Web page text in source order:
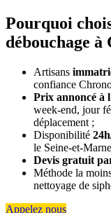
Pourquoi
débouchage
Artisans
confiance
Prix annoncé à
week-end, jour
déplacement ;
Disponibilité
le Seine-et-
Devis gratuit
Méthode la
nettoyage de
Appelez nous